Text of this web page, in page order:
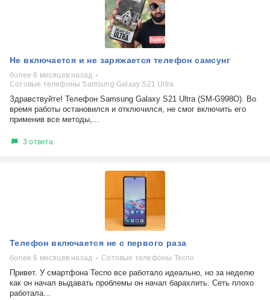
Не включается и не заряжается телефон самсунг
более 6 месяцев назад
Сотовые телефоны Samsung Galaxy S21 Ultra
Здравствуйте! Телефон Samsung Galaxy S21 Ultra (SM-G998O). Во
время работы остановился и отключился, не смог включить его
применив все методы,...
3 ответа
Телефон включается не с первого раза
более 6 месяцев назад Сотовые телефоны Tecno
Привет. У смартфона Tecno все работало идеально, но за неделю
как он начал выдавать проблемы он начал барахлить. Сеть плохо
работала...